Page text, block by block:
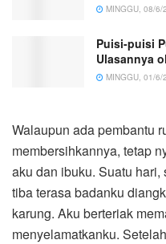
MINGGU, 08/
Puisi-puisi
Ulasannya
MINGGU, 01/
Walaupun ada pembantu
membersihkannya, tetap
aku dan ibuku. Suatu
tiba terasa badanku
karung. Aku berteriak
menyelamatkanku.